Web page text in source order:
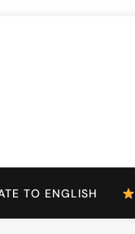
TO ENGLISH